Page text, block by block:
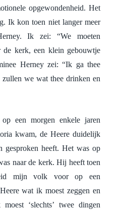
opgewondenheid. Het
Ik kon toen niet langer meer
Ik zei: “We moeten
de kerk, een klein gebouwtje
Herney zei: “Ik ga thee
we wat thee drinken en
een morgen enkele jaren
kwam, de Heere duidelijk
gesproken heeft. Het was op
naar de kerk. Hij heeft toen
mijn volk voor op een
wat ik moest zeggen en
‘slechts’ twee dingen